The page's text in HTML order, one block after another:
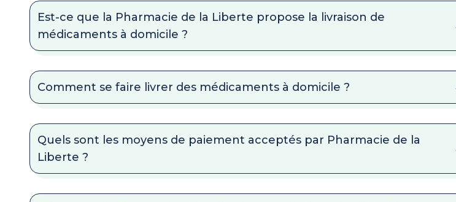
Est-ce que la Pharmacie de la Liberte propose la livraison de
médicaments à domicile ?
Comment se faire livrer des médicaments à domicile ?
Quels sont les moyens de paiement acceptés par Pharmacie de la
Liberte ?